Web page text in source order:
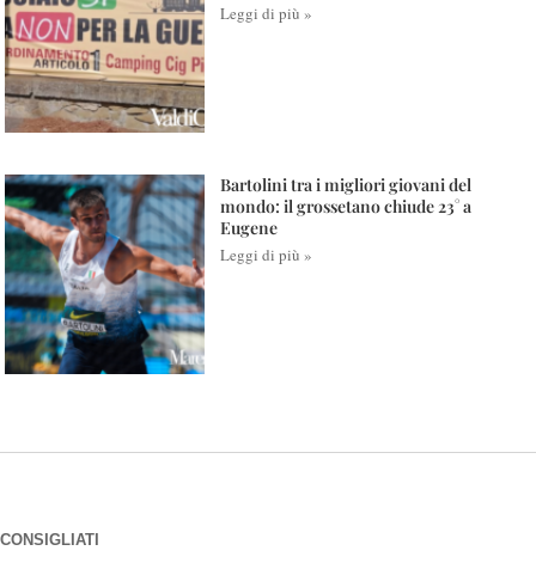
Leggi di più »
Bartolini tra i migliori giovani del
mondo: il grossetano chiude 23° a
Eugene
Leggi di più »
CONSIGLIATI